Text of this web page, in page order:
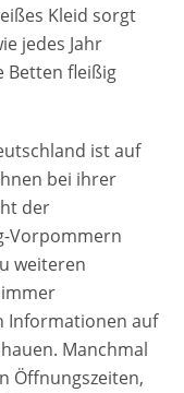
Kleid sorgt
jedes Jahr
Betten fleißig
ist auf
bei ihrer
der
Vorpommern
weiteren
Informationen auf
Manchmal
Öffnungszeiten,